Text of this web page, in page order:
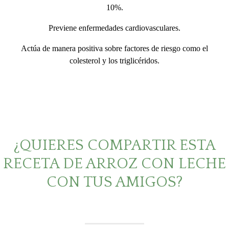
10%.
Previene enfermedades cardiovasculares.
Actúa de manera positiva sobre factores de riesgo como el
colesterol y los triglicéridos.
¿QUIERES COMPARTIR ESTA
RECETA DE ARROZ CON LECHE
CON TUS AMIGOS?